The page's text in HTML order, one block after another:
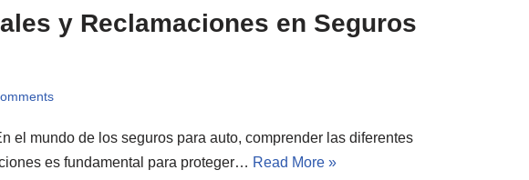
y Reclamaciones en Seguros
el mundo de los seguros para auto, comprender las diferentes
es fundamental para proteger… Read More »